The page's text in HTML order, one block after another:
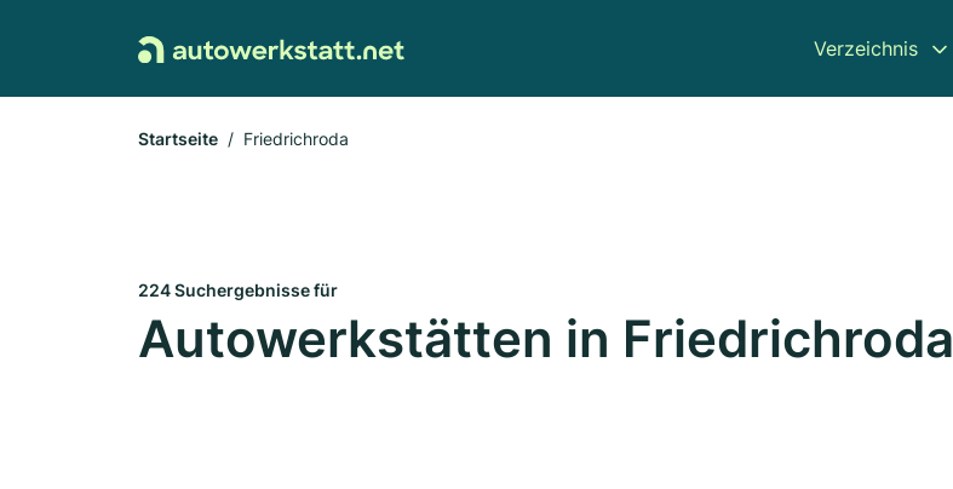
Verzeichnis
Startseite Friedrichroda
224 Suchergebnisse für
Autowerkstätten in Friedrichroda